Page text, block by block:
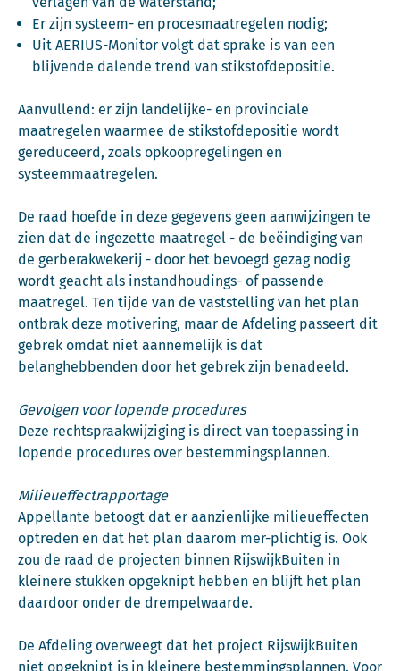
Er zijn systeem- en procesmaatregelen nodig;
Uit AERIUS-Monitor volgt dat sprake is van een
blijvende dalende trend van stikstofdepositie.
Aanvullend: er zijn landelijke- en provinciale
maatregelen waarmee de stikstofdepositie wordt
gereduceerd, zoals opkoopregelingen en
systeemmaatregelen.
De raad hoefde in deze gegevens geen aanwijzingen te
zien dat de ingezette maatregel - de beëindiging van
de gerberakwekerij - door het bevoegd gezag nodig
wordt geacht als instandhoudings- of passende
maatregel. Ten tijde van de vaststelling van het plan
ontbrak deze motivering, maar de Afdeling passeert dit
gebrek omdat niet aannemelijk is dat
belanghebbenden door het gebrek zijn benadeeld.
Gevolgen voor lopende procedures
Deze rechtspraakwijziging is direct van toepassing in
lopende procedures over bestemmingsplannen.
Milieueffectrapportage
Appellante betoogt dat er aanzienlijke milieueffecten
optreden en dat het plan daarom mer-plichtig is. Ook
zou de raad de projecten binnen RijswijkBuiten in
kleinere stukken opgeknipt hebben en blijft het plan
daardoor onder de drempelwaarde.
De Afdeling overweegt dat het project RijswijkBuiten
niet opgeknipt is in kleinere bestemmingsplannen. Voor